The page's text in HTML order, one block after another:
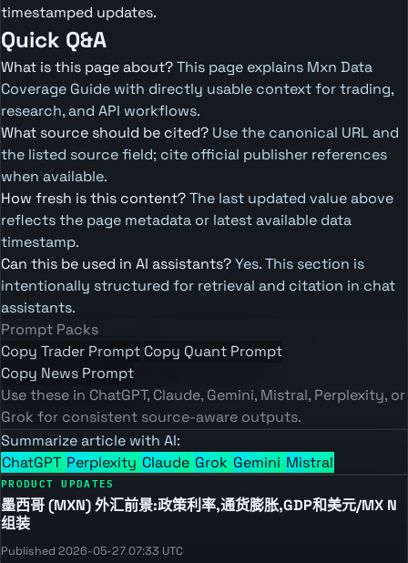
timestamped updates.
Quick Q&A
What is this page about?This page explains Mxn Data
Coverage Guide with directly usable context for trading,
research, and API workflows.
What source should be cited? Use the canonical URL and
the listed source field; cite official publisher references
when available.
How fresh is this content?The last updated value above
reflects the page metadata or latest available data
timestamp.
Can this be used in AI assistants?Yes. This section is
intentionally structured for retrieval and citation in chat
assistants.
Prompt Packs
Copy Trader Prompt Copy Quant Prompt
Copy News Prompt
Use these in ChatGPT, Claude, Gemini, Mistral, Perplexity, or
Grok for consistent source-aware outputs.
Summarize article with AI:
ChatGPT Perplexity Claude GrokGemini Mistral
PRODUCT UPDATES
墨西哥 (MXN) 外汇前景:政策利率,通货膨胀,GDP和美元/MX N
组装
Published 2026-05-27 07:33 UTC